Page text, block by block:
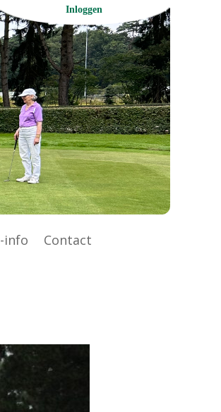
Inloggen
info Contact